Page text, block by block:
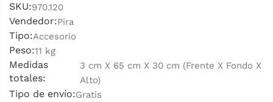
SKU:970.120
Vendedor:Pira
Tipo:Accesorio
Peso:11 kg
Medidas
totales:
3 cm X 65 cm X 30 cm (Frente X Fondo X
Alto)
Tipo de envío:Gratis